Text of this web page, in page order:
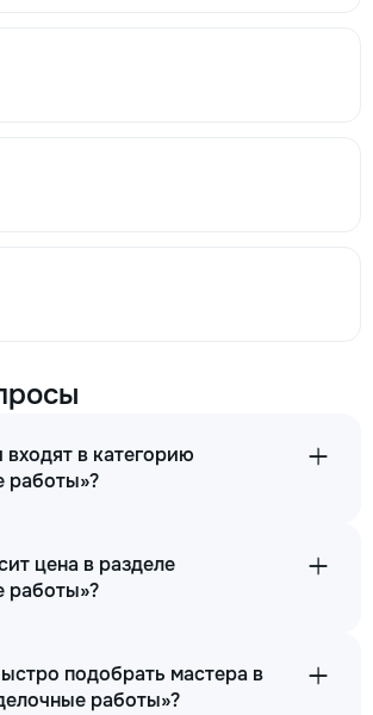
входят в категорию
работы»?
цена в разделе
работы»?
подобрать мастера в
работы»?